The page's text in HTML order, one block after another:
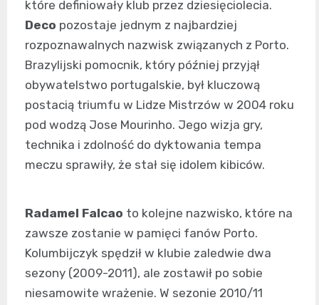
które definiowały klub przez dziesięciolecia.
Deco pozostaje jednym z najbardziej
rozpoznawalnych nazwisk związanych z Porto.
Brazylijski pomocnik, który później przyjął
obywatelstwo portugalskie, był kluczową
postacią triumfu w Lidze Mistrzów w 2004 roku
pod wodzą Jose Mourinho. Jego wizja gry,
technika i zdolność do dyktowania tempa
meczu sprawiły, że stał się idolem kibiców.
Radamel Falcao to kolejne nazwisko, które na
zawsze zostanie w pamięci fanów Porto.
Kolumbijczyk spędził w klubie zaledwie dwa
sezony (2009-2011), ale zostawił po sobie
niesamowite wrażenie. W sezonie 2010/11